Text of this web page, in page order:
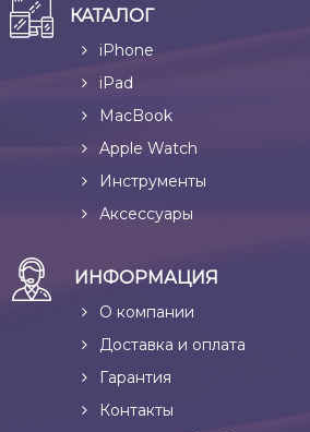
КАТАЛОГ
iPhone
iPad
MacBook
Apple Watch
Инструменты
Аксессуары
ИНФОРМАЦИЯ
О компании
Доставка и оплата
Гарантия
Контакты